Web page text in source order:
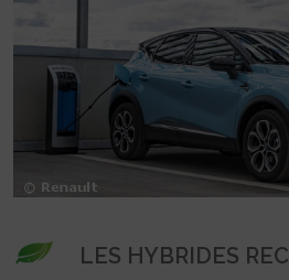
LES HYBRIDES